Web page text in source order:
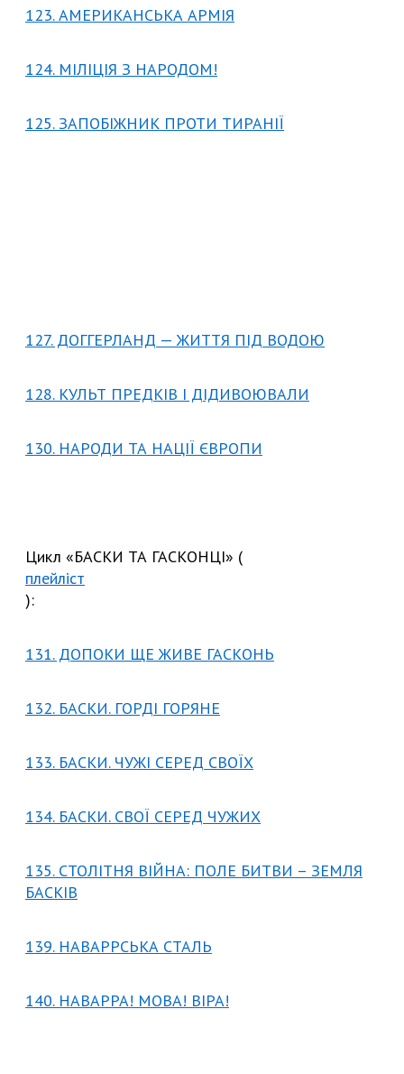
123. АМЕРИКАНСЬКА АРМІЯ
124. МІЛІЦІЯ З НАРОДОМ!
125. ЗАПОБІЖНИК ПРОТИ ТИРАНІЇ
127. ДОГГЕРЛАНД — ЖИТТЯ ПІД ВОДОЮ
128. КУЛЬТ ПРЕДКІВ І ДІДИВОЮВАЛИ
130. НАРОДИ ТА НАЦІЇ ЄВРОПИ
Цикл «БАСКИ ТА ГАСКОНЦІ» (
плейліст
):
131. ДОПОКИ ЩЕ ЖИВЕ ГАСКОНЬ
132. БАСКИ. ГОРДІ ГОРЯНЕ
133. БАСКИ. ЧУЖІ СЕРЕД СВОЇХ
134. БАСКИ. СВОЇ СЕРЕД ЧУЖИХ
135. СТОЛІТНЯ ВІЙНА: ПОЛЕ БИТВИ – ЗЕМЛЯ
БАСКІВ
139. НАВАРРСЬКА СТАЛЬ
140. НАВАРРА! МОВА! ВІРА!